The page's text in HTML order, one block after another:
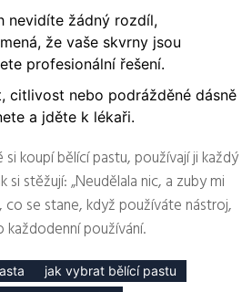
nevidíte žádný rozdíl,
že vaše skvrny jsou
profesionální řešení.
citlivost nebo podrážděné dásně
a jděte k lékaři.
koupí bělící pastu, používají ji každý
stěžují: „Neudělala nic, a zuby mi
co se stane, když používáte nástroj,
každodenní používání.
jak vybrat bělící pastu